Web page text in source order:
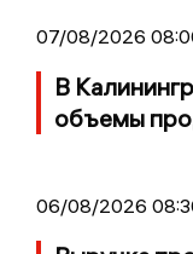
07/08/2026
В
объемы
06/08/2026